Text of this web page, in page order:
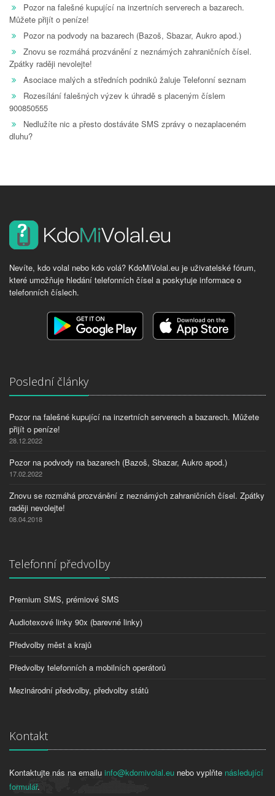
Pozor na falešné kupující na inzertních serverech a bazarech.
Můžete přijít o peníze!
Pozor na podvody na bazarech (Bazoš, Sbazar, Aukro apod.)
Znovu se rozmáhá prozvánění z neznámých zahraničních čísel.
Zpátky raději nevolejte!
Asociace malých a středních podniků žaluje Telefonní seznam
Rozesílání falešných výzev k úhradě s placeným číslem
900850555
Nedlužíte nic a přesto dostáváte SMS zprávy o nezaplaceném
dluhu?
Nevíte, kdo volal nebo kdo volá? KdoMiVolal.eu je uživatelské fórum,
které umožňuje hledání telefonních čísel a poskytuje informace o
telefonních číslech.
Poslední články
Pozor na falešné kupující na inzertních serverech a bazarech. Můžete
přijít o peníze!
28.12.2022
Pozor na podvody na bazarech (Bazoš, Sbazar, Aukro apod.)
17.02.2022
Znovu se rozmáhá prozvánění z neznámých zahraničních čísel. Zpátky
raději nevolejte!
08.04.2018
Telefonní předvolby
Premium SMS, prémiové SMS
Audiotexové linky 90x (barevné linky)
Předvolby měst a krajů
Předvolby telefonních a mobilních operátorů
Mezinárodní předvolby, předvolby států
Kontakt
Kontaktujte nás na emailu info@kdomivolal.eu nebo vyplňte následující
formulář.